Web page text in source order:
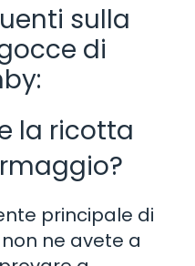
sulla
di
la ricotta
principale di
ne avete a